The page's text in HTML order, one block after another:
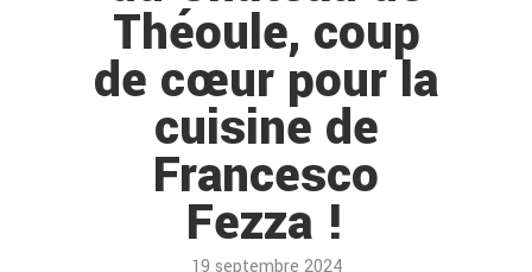
Théoule, coup
de cœur pour la
cuisine de
Francesco
Fezza !
19 septembre 2024